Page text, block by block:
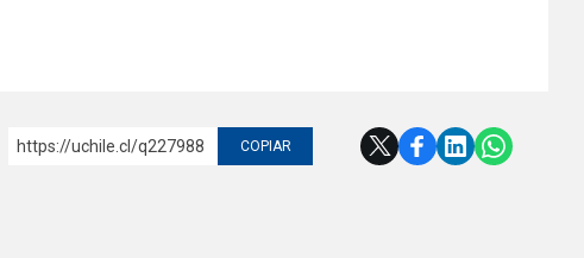
https://uchile.cl/q227988 COPIAR